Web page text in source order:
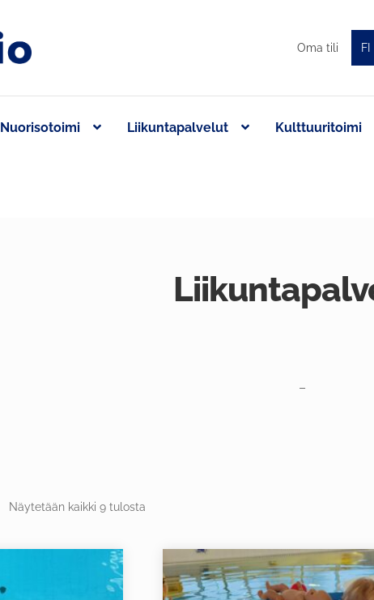
Oma tili FI
Nuorisotoimi Liikuntapalvelut Kulttuuritoimi
–
Näytetään kaikki 9 tulosta
tuotteella
on